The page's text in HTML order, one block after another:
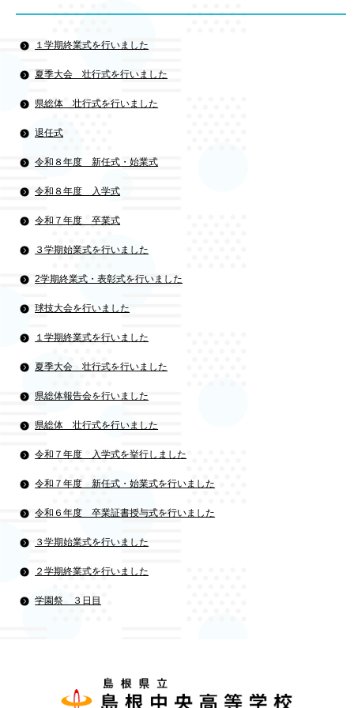
１学期終業式を行いました
夏季大会 壮行式を行いました
県総体 壮行式を行いました
退任式
令和８年度 新任式・始業式
令和８年度 入学式
令和７年度 卒業式
３学期始業式を行いました
2学期終業式・表彰式を行いました
球技大会を行いました
１学期終業式を行いました
夏季大会 壮行式を行いました
県総体報告会を行いました
県総体 壮行式を行いました
令和７年度 入学式を挙行しました
令和７年度 新任式・始業式を行いました
令和６年度 卒業証書授与式を行いました
３学期始業式を行いました
２学期終業式を行いました
学園祭 ３日目